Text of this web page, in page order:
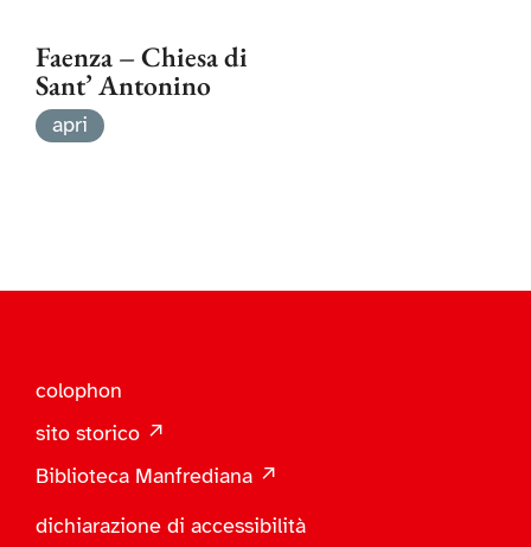
Faenza – Chiesa di
Sant’ Antonino
apri
colophon
sito storico ↗
Biblioteca Manfrediana ↗
dichiarazione di accessibilità